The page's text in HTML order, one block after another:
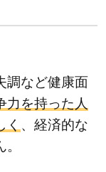
調など健康面
力を持った人
、経済的な